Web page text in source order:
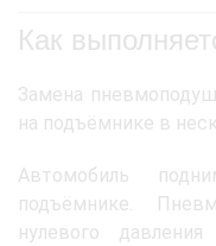
Как
Замена
на подъёмнике в
Автомобиль
подъёмнике.
нулевого